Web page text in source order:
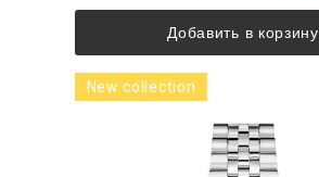
Добавить в корзину
New collection